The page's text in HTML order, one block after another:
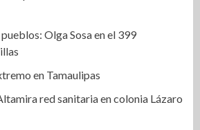
Olga Sosa en el 399
en Tamaulipas
red sanitaria en colonia Lázaro